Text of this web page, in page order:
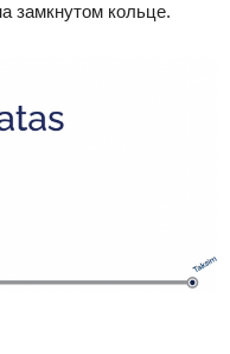
замкнутом кольце.